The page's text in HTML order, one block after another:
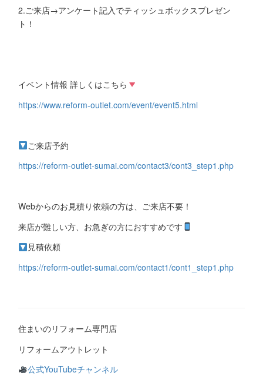
2.ご来店→アンケート記入でティッシュボックスプレゼン
ト！
イベント情報 詳しくはこちら
https://www.reform-outlet.com/event/event5.html
ご来店予約
https://reform-outlet-sumai.com/contact3/cont3_step1.php
Webからのお見積り依頼の方は、ご来店不要！
来店が難しい方、お急ぎの方におすすめです
見積依頼
https://reform-outlet-sumai.com/contact1/cont1_step1.php
住まいのリフォーム専門店
リフォームアウトレット
公式YouTubeチャンネル